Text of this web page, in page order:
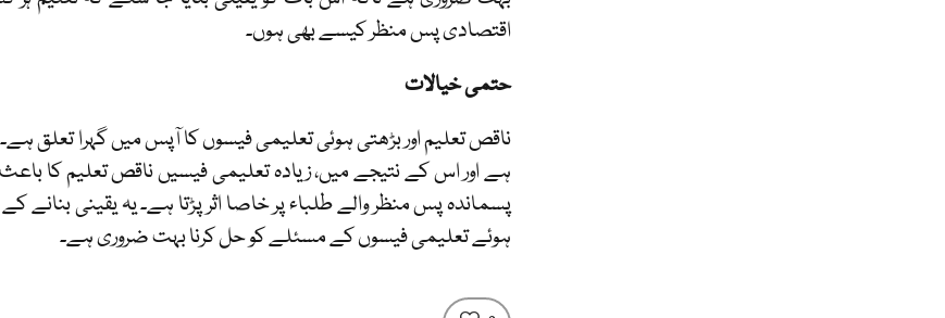
اقتصادی پس منظر کیسے بھی ہوں۔
حتمی خیالات
ناقص تعلیم اور بڑھتی ہوئی تعلیمی فیسوں کا آپس میں گہرا تعلق
ہے اور اس کے نتیجے میں، زیادہ تعلیمی فیسیں ناقص تعلیم کا
پسماندہ پس منظر والے طلباء پر خاصا اثر پڑتا ہے۔ یہ یقینی
ہوئے تعلیمی فیسوں کے مسئلے کو حل کرنا بہت ضروری ہے۔